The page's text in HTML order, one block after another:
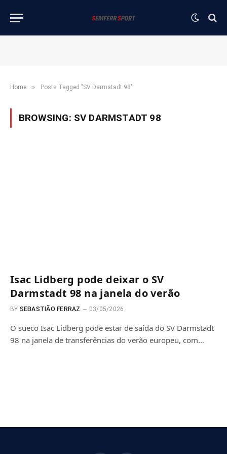
Home » Posts Tagged "SV Darmstadt 98"
BROWSING: SV DARMSTADT 98
Isac Lidberg pode deixar o SV
Darmstadt 98 na janela do verão
BY SEBASTIÃO FERRAZ 03/05/2026
O sueco Isac Lidberg pode estar de saída do SV Darmstadt
98 na janela de transferências do verão europeu, com…